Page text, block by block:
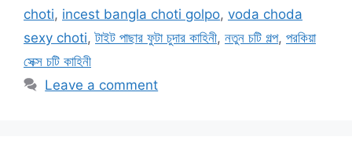
choti, incest bangla choti golpo, voda choda
sexy choti,টাইট পাছার ফুটা চুদার কাহিনী, নতুন চটি গল্প, পরকিয়া
সেক্স চটি কাহিনী
Leave a comment